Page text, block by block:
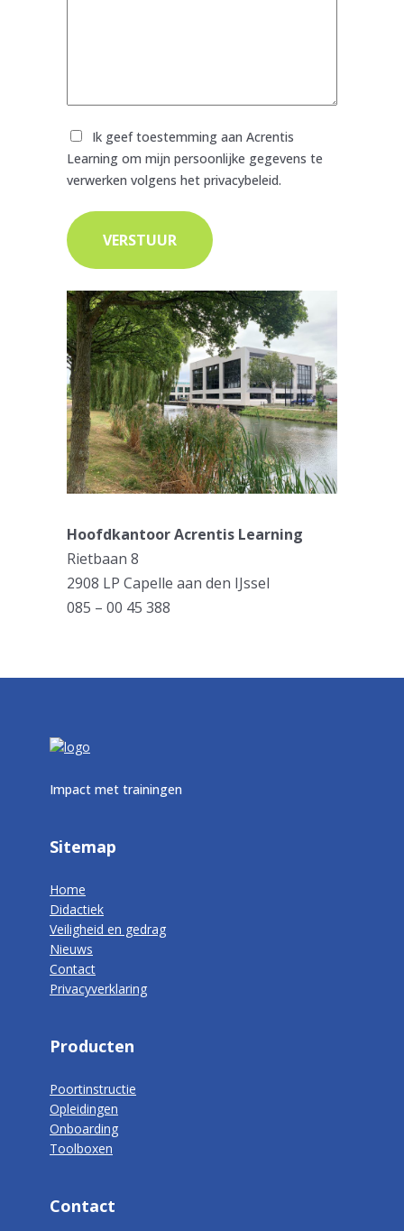
Toestemming
Ik geef toestemming aan Acrentis
Learning om mijn persoonlijke gegevens te
verwerken volgens het privacybeleid.
Hoofdkantoor Acrentis Learning
Rietbaan 8
2908 LP Capelle aan den IJssel
085 – 00 45 388
Impact met trainingen
Sitemap
Home
Didactiek
Veiligheid en gedrag
Nieuws
Contact
Privacyverklaring
Producten
Poortinstructie
Opleidingen
Onboarding
Toolboxen
Contact